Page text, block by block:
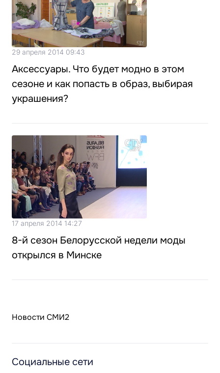
29 апреля 2014 09:43
Аксессуары. Что будет модно в этом
сезоне и как попасть в образ, выбирая
украшения?
17 апреля 2014 14:27
8-й сезон Белорусской недели моды
открылся в Минске
Новости СМИ2
Социальные сети